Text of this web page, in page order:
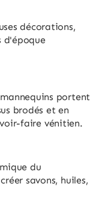
décorations,
d'époque
portent
brodés et en
faire vénitien.
du
savons, huiles,